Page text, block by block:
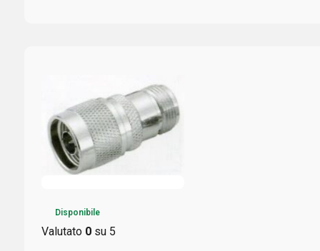
Disponibile
Valutato 0su 5